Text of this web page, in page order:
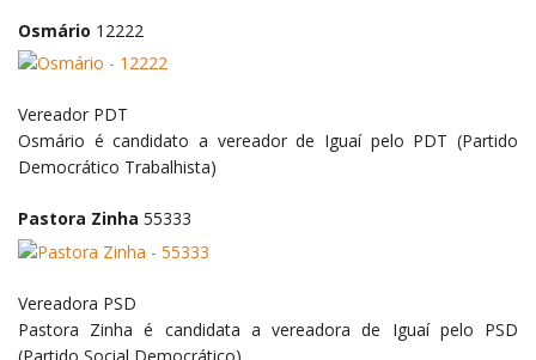
Osmário 12222
Vereador PDT
Osmário é candidato a vereador de Iguaí pelo PDT (Partido
Democrático Trabalhista)
Pastora Zinha 55333
Vereadora PSD
Pastora Zinha é candidata a vereadora de Iguaí pelo PSD